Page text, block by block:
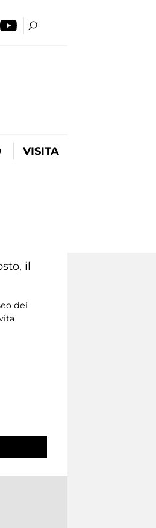
VISITA
il
dei